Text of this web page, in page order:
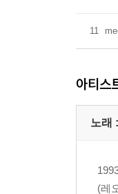
11
아티스
노래 :
(레